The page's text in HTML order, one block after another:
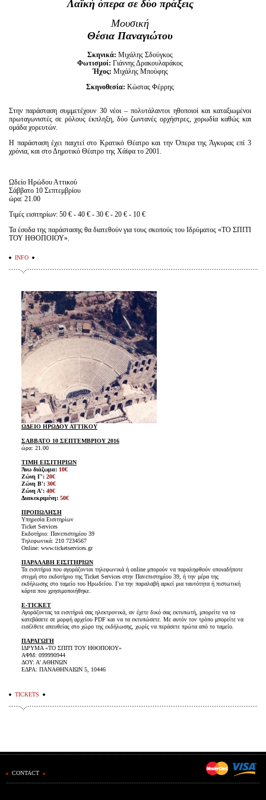
Είσοδος διαχειριστή
Λαϊκή όπερα σε δύο πράξεις
Μουσική
Θέσια Παναγιώτου
Σκηνικά: Μιχάλης Σδούγκος
Φωτισμοί: Γιάννης Δρακουλαράκος
Ήχος: Μιχάλης Μπούφης
Σκηνοθεσία: Κώστας Φέρρης
Στην παράσταση συμμετέχουν 30 νέοι – πολυτάλαντοι ηθοποιοί και καταξιωμένοι
πρωταγωνιστές σε ρόλους έκπληξη, δύο ζωντανές ορχήστρες, χορωδία καθώς και
ομάδα χορευτών.
Η παράσταση έχει παιχτεί στο Κρατικό Θέατρο και την Όπερα της Άγκυρας επί 3
χρόνια, και στο Δημοτικό Θέατρο της Χάϊφα το 2001.
Ωδείο Ηρώδου Αττικού
Σάββατο 10 Σεπτεμβρίου
ώρα: 21.00
Τιμές εισιτηρίων: 50 € - 40 € - 30 € - 20 € - 10 €
Τα έσοδα της παράστασης θα διατεθούν για τους σκοπούς του Ιδρύματος «ΤΟ ΣΠΙΤΙ
ΤΟΥ ΗΘΟΠΟΙΟΥ».
INFO
ΩΔΕΙΟ ΗΡΩΔΟΥ ΑΤΤΙΚΟΥ
ΣΑΒΒΑΤΟ 10 ΣΕΠΤΕΜΒΡΙΟΥ 2016
ώρα: 21.00
ΤΙΜΗ ΕΙΣΙΤΗΡΙΩΝ
Άνω διάζωμα: 10€
Ζώνη Γ': 20€
Ζώνη Β': 30€
Ζώνη Α': 40€
Διακεκριμένη: 50€
ΠΡΟΠΩΛΗΣΗ
Υπηρεσία Εισιτηρίων
Ticket Services
Εκδοτήριο: Πανεπιστημίου 39
Τηλεφωνικά: 210 7234567
Online: www.ticketservices.gr
ΠΑΡΑΛΑΒΗ ΕΙΣΙΤΗΡΙΩΝ
Τα εισιτήρια που αγοράζονται τηλεφωνικά ή online μπορούν να παραληφθούν οποιαδήποτε
στιγμή στο εκδοτήριο της Ticket Services στην Πανεπιστημίου 39, ή την μέρα της
εκδήλωσης στο ταμείο του Ηρωδείου. Για την παραλαβή αρκεί μια ταυτότητα ή πιστωτική
κάρτα που χρησιμοποιήθηκε.
E-TICKET
Αγοράζοντας τα εισιτήριά σας ηλεκτρονικά, αν έχετε δικό σας εκτυπωτή, μπορείτε να τα
κατεβάσετε σε μορφή αρχείου PDF και να τα εκτυπώσετε. Με αυτόν τον τρόπο μπορείτε να
εισέλθετε απευθείας στο χώρο της εκδήλωσης, χωρίς να περάσετε πρώτα από το ταμείο.
ΠΑΡΑΓΩΓΗ
ΙΔΡΥΜΑ «ΤΟ ΣΠΙΤΙ ΤΟΥ ΗΘΟΠΟΙΟΥ»
ΑΦΜ: 099990944
ΔΟΥ: Α' ΑΘΗΝΩΝ
ΕΔΡΑ: ΠΑΝΑΘΗΝΑΙΩΝ 5, 10446
TICKETS
CONTACT